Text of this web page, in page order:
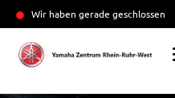
Wir haben gerade geschlossen